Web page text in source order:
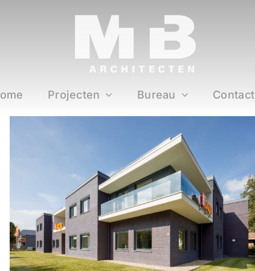
Projecten Bureau Contact